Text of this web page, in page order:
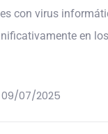
con virus
en
09/07/2025